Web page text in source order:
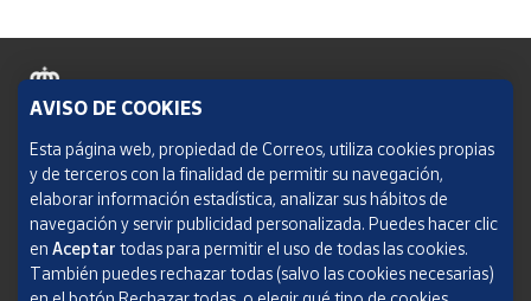
Política de cookies
Aviso legal
Condiciones del servicio
Política de Privacidad Web
AVISO DE COOKIES
Esta página web, propiedad de Correos, utiliza cookies propias
y de terceros con la finalidad de permitir su navegación,
elaborar información estadística, analizar sus hábitos de
navegación y servir publicidad personalizada. Puedes hacer clic
en Aceptar todas para permitir el uso de todas las cookies.
También puedes rechazar todas (salvo las cookies necesarias)